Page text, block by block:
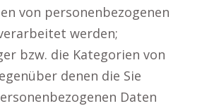
von personenbezogenen
werden;
bzw. die Kategorien von
denen die Sie
Daten